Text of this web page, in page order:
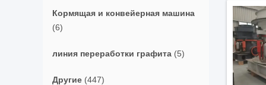
Кормящая и конвейерная машина
(6)
линия переработки графита (5)
Другие (447)